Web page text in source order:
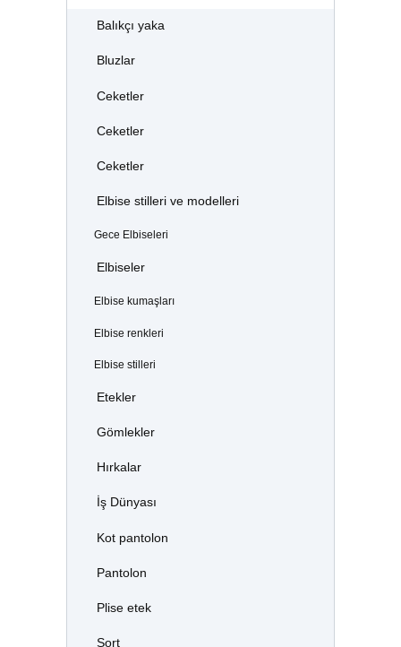
Balıkçı yaka
Bluzlar
Ceketler
Ceketler
Ceketler
Elbise stilleri ve modelleri
Gece Elbiseleri
Elbiseler
Elbise kumaşları
Elbise renkleri
Elbise stilleri
Etekler
Gömlekler
Hırkalar
İş Dünyası
Kot pantolon
Pantolon
Plise etek
Şort